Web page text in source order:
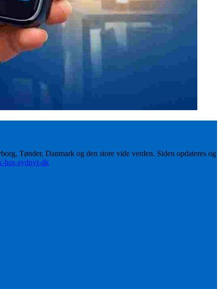
Tønder, Danmark og den store vide verden. Siden opdateres og
hos-sydnyt-dk